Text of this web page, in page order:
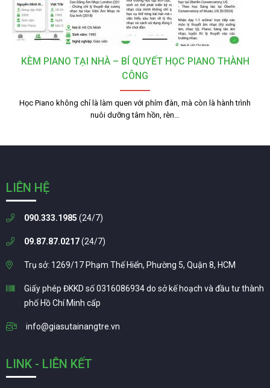
KÈM PIANO TẠI NHÀ – BÍ QUYẾT HỌC PIANO THÀNH
CÔNG
Học Piano không chỉ là làm quen với phím đàn, mà còn là hành trình
nuôi dưỡng tâm hồn, rèn…
LIÊN HỆ
090.333.1985 (24/7)
09.87.87.0217(24/7)
Trụ sở: 1269/17 Phạm Thế Hiển, Phường 5, Quận 8, HCM
Giấy phép ĐKKD số 0316086934 do sở kế hoạch và đầu tư thành
phố Hồ Chí Minh cấp
info@giasutainangtre.vn
LINK - LIÊN KẾT